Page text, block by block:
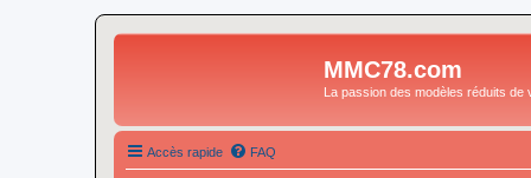
MMC78.com
La passion des modèles réduits de
Accès rapide FAQ